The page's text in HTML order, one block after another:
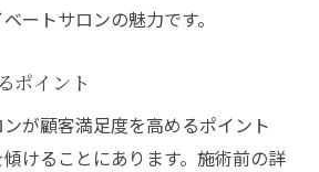
ートサロンの魅力です。
ポイント
が顧客満足度を高めるポイント
けることにあります。施術前の詳